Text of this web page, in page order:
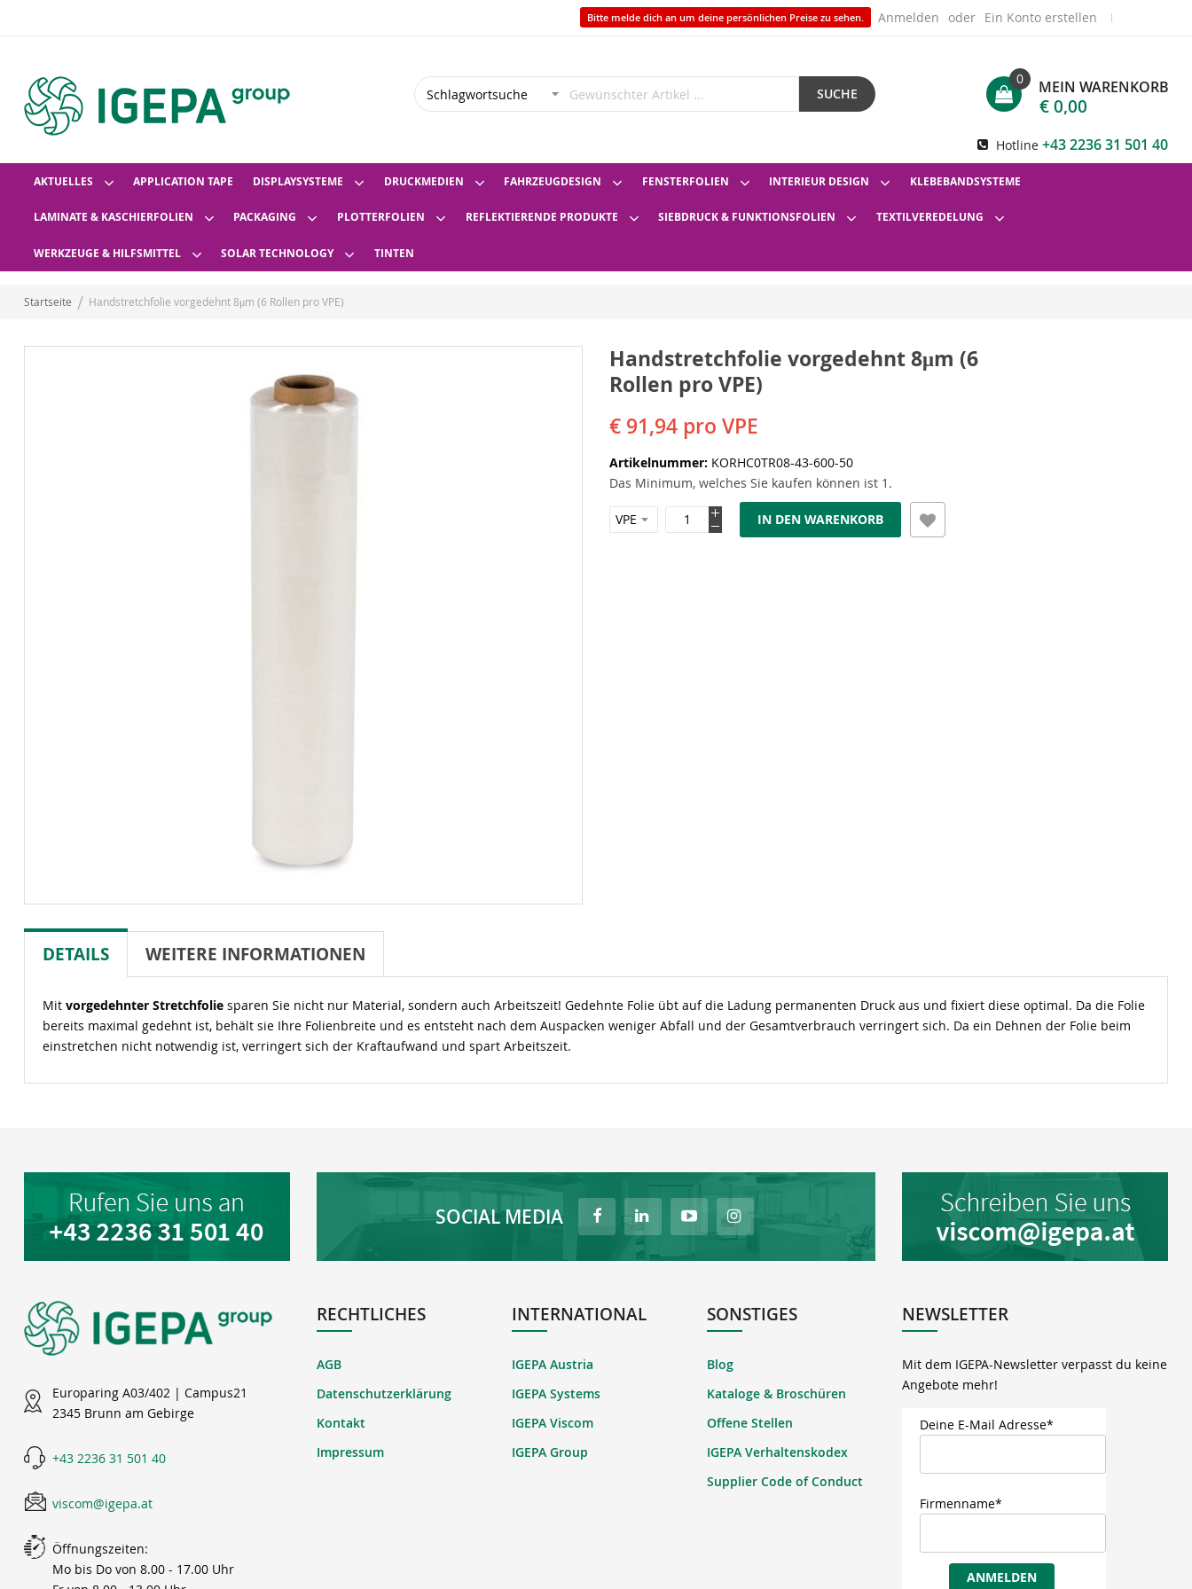
Bitte melde dich an um deine persönlichen Preise zu sehen. Anmelden Ein Konto erstellen
SUCHE MEIN WARENKORB
0
€ 0,00
Hotline +43 2236 31 501 40
AKTUELLES APPLICATION TAPE DISPLAYSYSTEME DRUCKMEDIEN FAHRZEUGDESIGN FENSTERFOLIEN INTERIEUR DESIGN KLEBEBANDSYSTEME
LAMINATE & KASCHIERFOLIEN PACKAGING PLOTTERFOLIEN REFLEKTIERENDE PRODUKTE SIEBDRUCK & FUNKTIONSFOLIEN TEXTILVEREDELUNG
WERKZEUGE & HILFSMITTEL SOLAR TECHNOLOGY TINTEN
Startseite Handstretchfolie vorgedehnt 8μm (6 Rollen pro VPE)
Handstretchfolie vorgedehnt 8μm (6
Rollen pro VPE)
€ 91,94 pro VPE
Artikelnummer KORHC0TR08-43-600-50
Das Minimum, welches Sie kaufen können ist 1.
IN DEN WARENKORB
DETAILS WEITERE INFORMATIONEN
Mit vorgedehnter Stretchfolie sparen Sie nicht nur Material, sondern auch Arbeitszeit! Gedehnte Folie übt auf die Ladung permanenten Druck aus und fixiert diese optimal. Da die Folie
bereits maximal gedehnt ist, behält sie Ihre Folienbreite und es entsteht nach dem Auspacken weniger Abfall und der Gesamtverbrauch verringert sich. Da ein Dehnen der Folie beim
einstretchen nicht notwendig ist, verringert sich der Kraftaufwand und spart Arbeitszeit.
SOCIAL MEDIA
Europaring A03/402 | Campus21
2345 Brunn am Gebirge
+43 2236 31 501 40
viscom@igepa.at
Öffnungszeiten:
Mo bis Do von 8.00 - 17.00 Uhr
RECHTLICHES
AGB
Datenschutzerklärung
Kontakt
Impressum
INTERNATIONAL
IGEPA Austria
IGEPA Systems
IGEPA Viscom
IGEPA Group
SONSTIGES
Blog
Kataloge & Broschüren
Offene Stellen
IGEPA Verhaltenskodex
Supplier Code of Conduct
NEWSLETTER
Mit dem IGEPA-Newsletter verpasst du keine
Angebote mehr!
Deine E-Mail Adresse*
Firmenname*
ANMELDEN